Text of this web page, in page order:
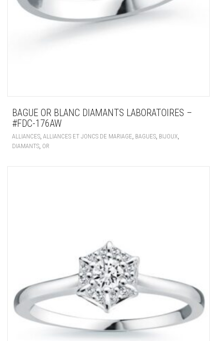
BAGUE OR BLANC DIAMANTS LABORATOIRES –
#FDC-176AW
ALLIANCES ALLIANCES ET JONCS DE MARIAGE BAGUES BIJOUX
DIAMANTS OR